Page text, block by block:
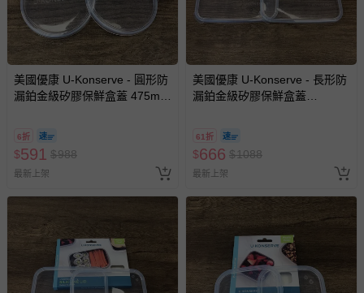
相關的退換貨辦理流程，可詳見：退換貨 & 退款問題
其他常見問題：
運送服務：目前提供的運送僅限台灣本島。如您位於離島地
亦保留出貨與否的權利。離島、偏遠地區、樓層親送等加價
費用，可能會另需加收。
商品實際的配達日期，可於訂單個人資料內的查詢訂單內，
如您收到商品，請依正常流程檢查是否完好，若商品遇瑕疵
情形，您可申請更換新品或退貨，請見：退貨的辦理流程
若您對於會員帳號、商品訂購與資訊、購物流程、付款方
式、折價券與購物金的使用、退貨及商品運送方式等有疑
美國優康 U-Konserve - 圓形防
漏鉑金級矽膠保鮮盒蓋 475ml-
6折
$591 $988
最新上架
美國優康 U-Konserve - 長形防
漏鉑金級矽膠保鮮盒蓋
61折
$666 $1088
最新上架